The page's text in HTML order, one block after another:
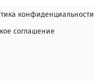
конфиденциальности
соглашение